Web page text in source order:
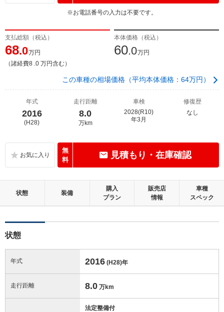
※お電話番号の入力は不要です。
支払総額（税込）
68.0万円
（諸経費8 .0 万円含む）
本体価格（税込）
60.0万円
この車種の相場価格（平均本体価格：64万円）
年式
2016
(H28)
走行距離
8.0
万km
車検
2028(R10)
年3月
修復歴
なし
無
料
見積もり・在庫確認
状態 装備
購入
プラン
販売店
情報
車種
スペック
状態
年式 2016 (H28)年
走行距離 8.0 万km
法定整備付